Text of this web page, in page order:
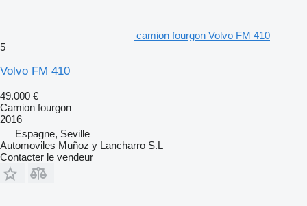
camion fourgon Volvo FM 410
5
Volvo FM 410
49.000 €
Camion fourgon
2016
Espagne, Seville
Automoviles Muñoz y Lancharro S.L
Contacter le vendeur